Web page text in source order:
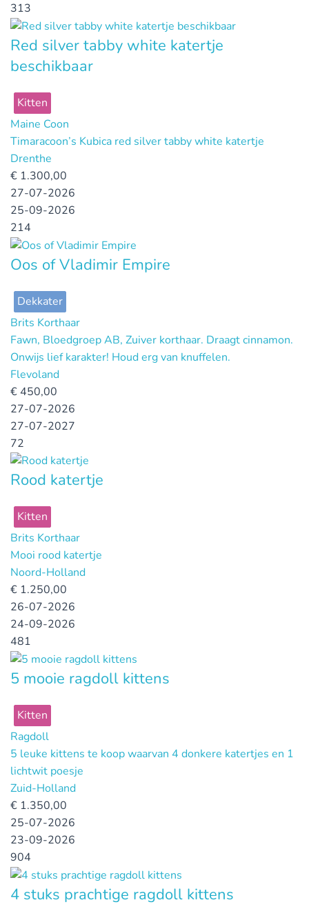
313
Red silver tabby white katertje
beschikbaar
Kitten
Maine Coon
Timaracoon’s Kubica red silver tabby white katertje
Drenthe
€ 1.300,00
27-07-2026
25-09-2026
214
Oos of Vladimir Empire
Dekkater
Brits Korthaar
Fawn, Bloedgroep AB, Zuiver korthaar. Draagt cinnamon.
Onwijs lief karakter! Houd erg van knuffelen.
Flevoland
€ 450,00
27-07-2026
27-07-2027
72
Rood katertje
Kitten
Brits Korthaar
Mooi rood katertje
Noord-Holland
€ 1.250,00
26-07-2026
24-09-2026
481
5 mooie ragdoll kittens
Kitten
Ragdoll
5 leuke kittens te koop waarvan 4 donkere katertjes en 1
lichtwit poesje
Zuid-Holland
€ 1.350,00
25-07-2026
23-09-2026
904
4 stuks prachtige ragdoll kittens